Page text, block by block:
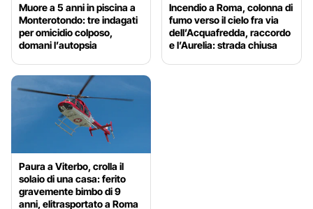
Muore a 5 anni in piscina a
Monterotondo: tre indagati
per omicidio colposo,
domani l’autopsia
Incendio a Roma, colonna di
fumo verso il cielo fra via
dell’Acquafredda, raccordo
e l’Aurelia: strada chiusa
Paura a Viterbo, crolla il
solaio di una casa: ferito
gravemente bimbo di 9
anni, elitrasportato a Roma